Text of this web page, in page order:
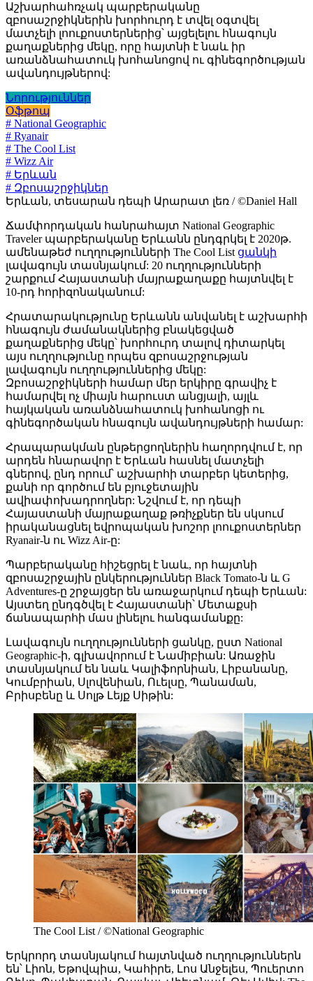
Աշխարհահռչակ պարբերականը
զբոսաշրջիկներին խորհուրդ է տվել օգտվել
մատչելի լոուքոստերներից՝ այցելելու հնագույն
քաղաքներից մեկը, որը հայտնի է նաև իր
առանձնահատուկ խոհանոցով ու գինեգործության
ավանդույթներով:
Նորություններ
Օֆթոպ
# National Geographic
# Ryanair
# The Cool List
# Wizz Air
# Երևան
# Զբոսաշրջիկներ
Երևան, տեսարան դեպի Արարատ լեռ / ©Daniel Hall
Ճամփորդական հանրահայտ National Geographic
Traveler պարբերականը Երևանն ընդգրկել է 2020թ.
ամենաթեժ ուղղությունների The Cool List ցանկի
լավագույն տասնյակում: 20 ուղղությունների
շարքում Հայաստանի մայրաքաղաքը հայտնվել է
10-րդ հորիզոնականում:
Հրատարակությունը Երևանն անվանել է աշխարհի
հնագույն ժամանակներից բնակեցված
քաղաքներից մեկը՝ խորհուրդ տալով դիտարկել
այս ուղղությունը որպես զբոսաշրջության
լավագույն ուղղություններից մեկը:
Զբոսաշրջիկների համար մեր երկիրը գրավիչ է
համարվել ոչ միայն հարուստ անցյալի, այլև
հայկական առանձնահատուկ խոհանոցի ու
գինեգործական հնագույն ավանդույթների համար:
Հրապարակման ընթերցողներին հաղորդվում է, որ
արդեն հնարավոր է Երևան հասնել մատչելի
գներով, ընդ որում՝ աշխարհի տարբեր կետերից,
քանի որ գործում են բյուջետային
ավիափոխադրողներ: Նշվում է, որ դեպի
Հայաստանի մայրաքաղաք թռիչքներ են սկսում
իրականացնել եվրոպական խոշոր լոուքոստերներ
Ryanair-ն ու Wizz Air-ը:
Պարբերականը հիշեցրել է նաև, որ հայտնի
զբոսաշրջային ընկերություններ Black Tomato-ն և G
Adventures-ը շրջայցեր են առաջարկում դեպի Երևան:
Այստեղ ընդգծվել է Հայաստանի՝ Մետաքսի
ճանապարհի մաս լինելու հանգամանքը:
Լավագույն ուղղությունների ցանկը, ըստ National
Geographic-ի, գլխավորում է Նամիբիան: Առաջին
տասնյակում են նաև Կալիֆորնիան, Լիբանանը,
Կումբրիան, Սլովենիան, Ուելսը, Պանաման,
Բրիսբենը և Սոլթ Լեյք Սիթին:
The Cool List / ©National Geographic
Երկրորդ տասնյակում հայտնված ուղղություններն
են՝ Լիոն, Եթովպիա, Կահիրե, Լոս Անջելես, Պուերտո